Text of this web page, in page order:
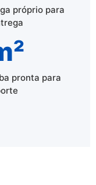
próprio para
pronta para